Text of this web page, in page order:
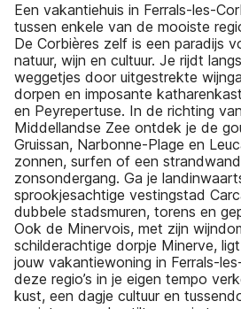
Een vakantiehuis in Ferrals-les-
tussen enkele van de mooiste
De Corbières zelf is een paradijs
natuur, wijn en cultuur. Je rijdt
weggetjes door uitgestrekte
dorpen en imposante
en Peyrepertuse. In de richting
Middellandse Zee ontdek je de
Gruissan, Narbonne-Plage en
zonnen, surfen of een
zonsondergang. Ga je
sprookjesachtige vestingstad
dubbele stadsmuren, torens en
Ook de Minervois, met zijn
schilderachtige dorpje Minerve,
jouw vakantiewoning in Ferrals-
deze regio’s in je eigen tempo
kust, een dagje cultuur en